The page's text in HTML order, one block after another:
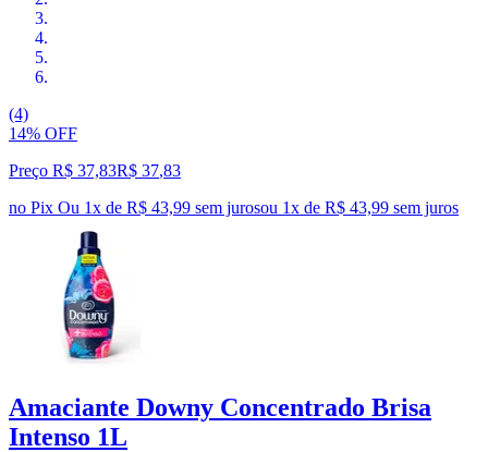
(4)
14% OFF
Preço R$ 37,83R$ 37,83
no Pix Ou 1x de R$ 43,99 sem jurosou 1x de R$ 43,99 sem juros
Amaciante Downy Concentrado Brisa
Intenso 1L